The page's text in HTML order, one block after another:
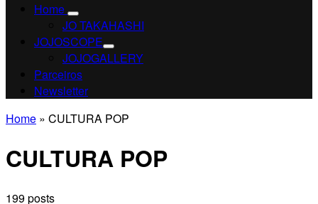
Home
JO TAKAHASHI
JOJOSCOPE
JOJOGALLERY
Parceiros
Newsletter
Home » CULTURA POP
CULTURA POP
199 posts